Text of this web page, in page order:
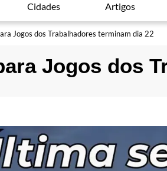
Cidades Artigos
Jogos dos Trabalhadores terminam dia 22
Jogos dos